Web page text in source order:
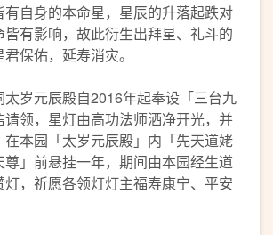
自身的本命星，星辰的升落起跌对
有影响，故此衍生出拜星、礼斗的
保佑，延寿消灾。
岁元辰殿自2016年起奉设「三台九
请领，星灯由高功法师洒净开光，并
在本园「太岁元辰殿」内「先天道姥
尊」前悬挂一年，期间由本园经生道
灯，祈愿各领灯灯主福寿康宁、平安